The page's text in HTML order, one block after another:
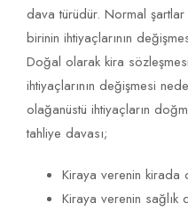
dava türüdür. Normal
birinin ihtiyaçlarının
Doğal olarak kira
ihtiyaçlarının değişmesi
olağanüstü ihtiyaçların
tahliye davası;
Kiraya verenin kirada
Kiraya verenin sağlık